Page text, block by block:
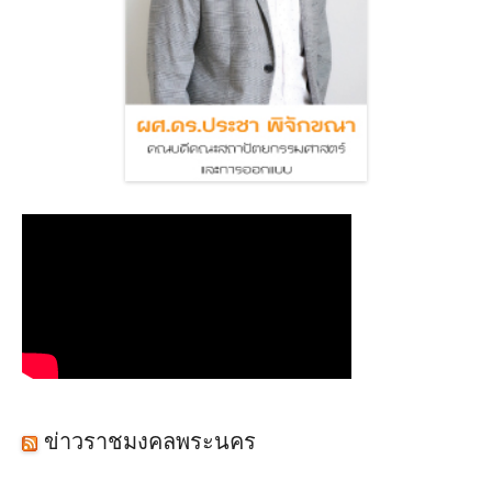
ข่าวราชมงคลพระนคร